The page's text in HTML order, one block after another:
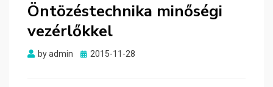
Öntözéstechnika minőségi
vezérlőkkel
byadmin
Posted
2015-11-28